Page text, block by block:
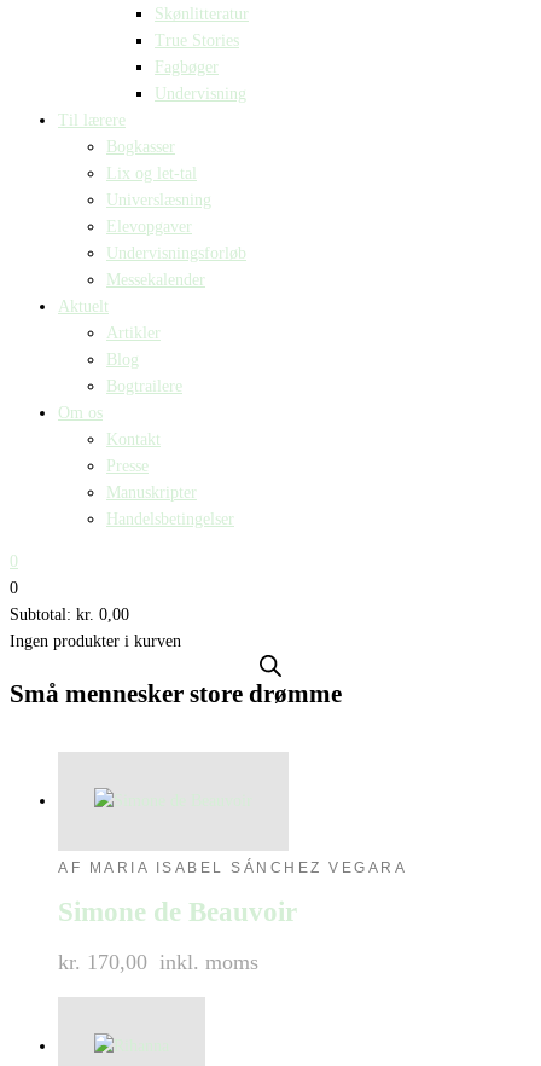
Skønlitteratur
True Stories
Fagbøger
Undervisning
Til lærere
Bogkasser
Lix og let-tal
Universlæsning
Elevopgaver
Undervisningsforløb
Messekalender
Aktuelt
Artikler
Blog
Bogtrailere
Om os
Kontakt
Presse
Manuskripter
Handelsbetingelser
0
0
Subtotal: kr. 0,00
Ingen produkter i kurven
Små mennesker store drømme
AF MARIA ISABEL SÁNCHEZ VEGARA
Simone de Beauvoir
kr. 170,00 inkl. moms